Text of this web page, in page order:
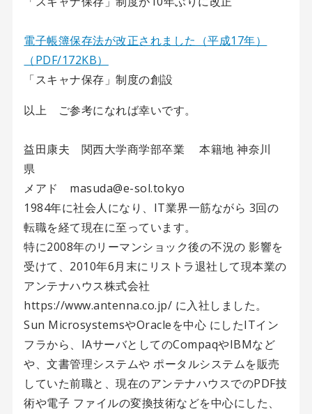
電子帳簿保存法が改正されました（平成17年）
（PDF/172KB）
「スキャナ保存」制度の創設
以上 ご参考になれば幸いです。
益田康夫 関西大学商学部卒業 本籍地 神奈川
県
メアド masuda@e-sol.tokyo
1984年に社会人になり、IT業界一筋ながら 3回の
転職を経て現在に至っています。
特に2008年のリーマンショック後の不況の 影響を
受けて、2010年6月末にリストラ退社して現本業の
アンテナハウス株式会社
https://www.antenna.co.jp/ に入社しました。
Sun MicrosystemsやOracleを中心 にしたITイン
フラから、IAサーバとしてのCompaqやIBMなど
や、文書管理システムや ポータルシステムを販売
していた前職と、現在のアンテナハウスでのPDF技
術や電子 ファイルの変換技術などを中心にした、